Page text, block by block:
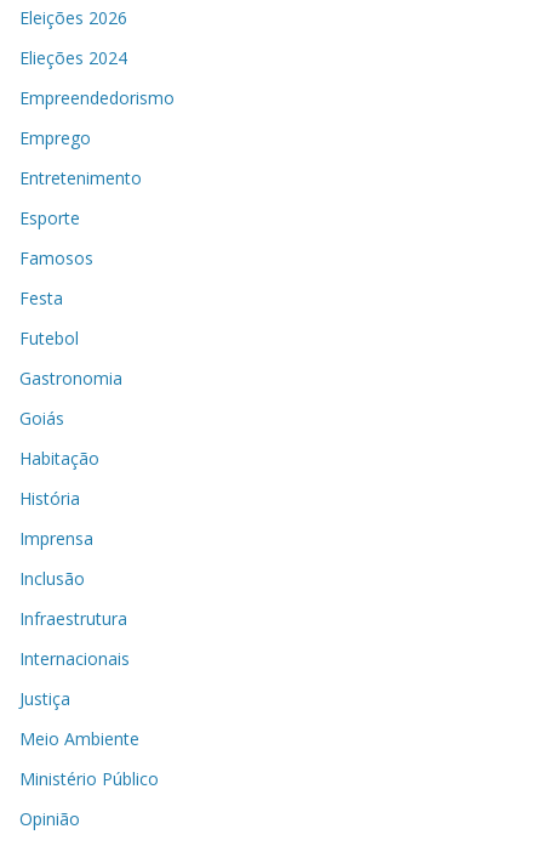
Eleições 2026
Elieções 2024
Empreendedorismo
Emprego
Entretenimento
Esporte
Famosos
Festa
Futebol
Gastronomia
Goiás
Habitação
História
Imprensa
Inclusão
Infraestrutura
Internacionais
Justiça
Meio Ambiente
Ministério Público
Opinião